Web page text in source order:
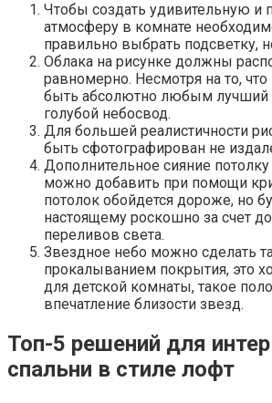
Чтобы создать удивительную и
атмосферу в комнате
правильно выбрать подсветку,
Облака на рисунке должны
равномерно. Несмотря на то,
быть абсолютно любым лучший
голубой небосвод.
Для большей реалистичности
быть сфотографирован не
Дополнительное сияние
можно добавить при помощи
потолок обойдется дороже, но
настоящему роскошно за счет
переливов света.
Звездное небо можно сделать
прокалыванием покрытия, это
для детской комнаты, такое
впечатление близости звезд.
Топ-5 решений для
спальни в стиле лофт